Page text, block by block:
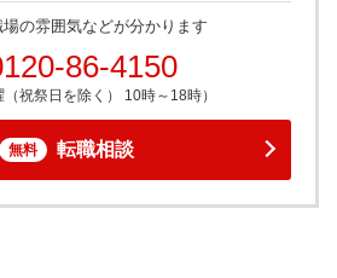
場の雰囲気などが分かります
86-4150
（祝祭日を除く） 10時～18時）
無料 転職相談